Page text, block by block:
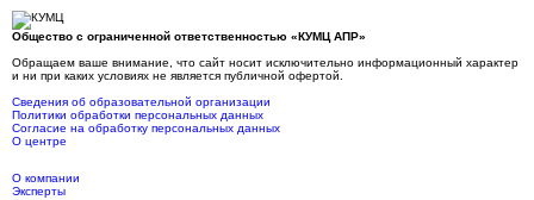
Общество с ограниченной ответственностью «КУМЦ АПР»
Обращаем ваше внимание, что сайт носит исключительно информационный характер
и ни при каких условиях не является публичной офертой.
Сведения об образовательной организации
Политики обработки персональных данных
Согласие на обработку персональных данных
О центре
О компании
Эксперты